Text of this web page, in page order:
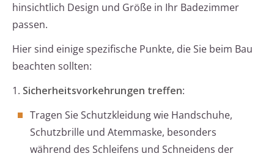
hinsichtlich Design und Größe in Ihr Badezimmer
passen.
Hier sind einige spezifische Punkte, die Sie beim Bau
beachten sollten:
1. Sicherheitsvorkehrungen treffen:
Tragen Sie Schutzkleidung wie Handschuhe,
Schutzbrille und Atemmaske, besonders
während des Schleifens und Schneidens der